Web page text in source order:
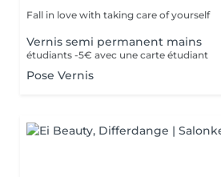
Fall in love with taking care of yourself
Vernis semi permanent mains
étudiants -5€ avec une carte étudiant
Pose Vernis